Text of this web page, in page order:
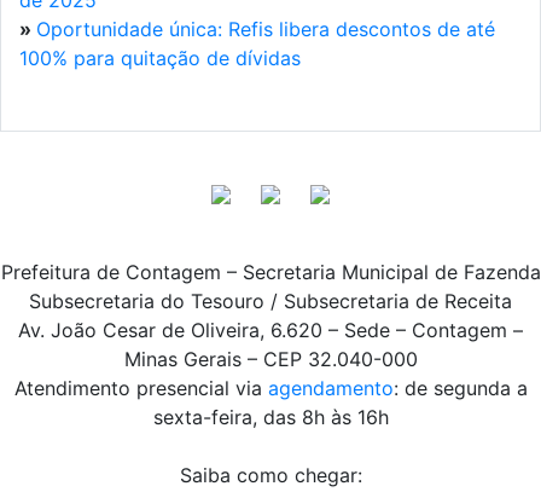
» Oportunidade única: Refis libera descontos de até
100% para quitação de dívidas
Prefeitura de Contagem – Secretaria Municipal de Fazenda
Subsecretaria do Tesouro / Subsecretaria de Receita
Av. João Cesar de Oliveira, 6.620 – Sede – Contagem –
Minas Gerais – CEP 32.040-000
Atendimento presencial via agendamento: de segunda a
sexta-feira, das 8h às 16h
Saiba como chegar: